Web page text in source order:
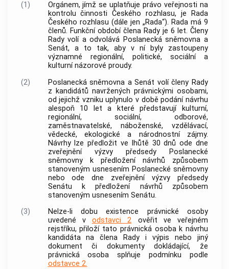
(1)
Orgánem, jímž se uplatňuje právo veřejnosti na
kontrolu činnosti Českého rozhlasu, je Rada
Českého rozhlasu (dále jen „Rada“). Rada má 9
členů. Funkční období člena Rady je 6 let. Členy
Rady volí a odvolává Poslanecká sněmovna a
Senát, a to tak, aby v ní byly zastoupeny
významné regionální, politické, sociální a
kulturní názorové proudy.
(2)
Poslanecká sněmovna a Senát volí členy Rady
z kandidátů navržených právnickými osobami,
od jejichž vzniku uplynulo v době podání návrhu
alespoň 10 let a které představují kulturní,
regionální, sociální, odborové,
zaměstnavatelské, náboženské, vzdělávací,
vědecké, ekologické a národnostní zájmy.
Návrhy lze předložit ve lhůtě 30 dnů ode dne
zveřejnění výzvy předsedy Poslanecké
sněmovny k předložení návrhů způsobem
stanoveným usnesením Poslanecké sněmovny
nebo ode dne zveřejnění výzvy předsedy
Senátu k předložení návrhů způsobem
stanoveným usnesením Senátu.
(3)
Nelze-li dobu existence právnické osoby
uvedené v odstavci 2 ověřit ve veřejném
rejstříku, přiloží tato právnická osoba k návrhu
kandidáta na člena Rady i výpis nebo jiný
dokument či dokumenty dokládající, že
právnická osoba splňuje podmínku podle
odstavce 2.